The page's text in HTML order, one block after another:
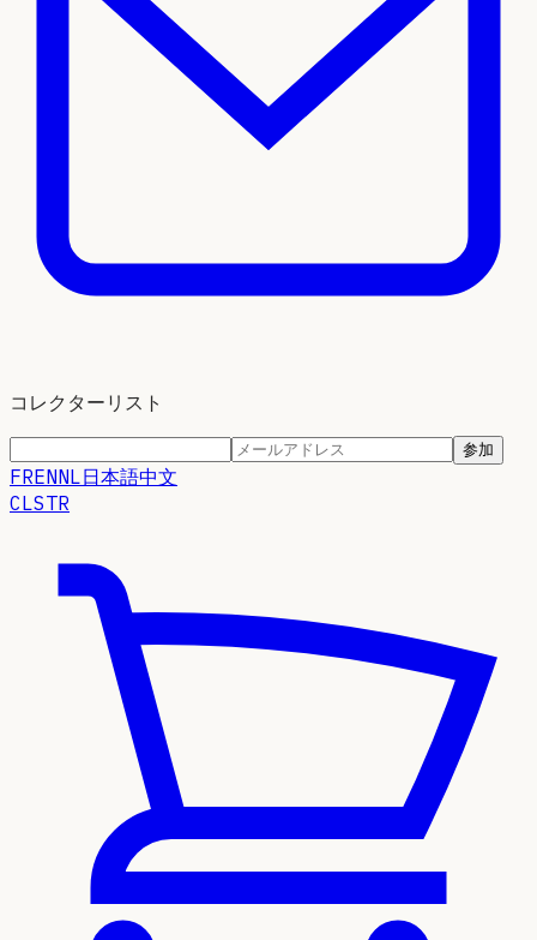
コレクターリスト
参加
FRENNL日本語中文
CLSTR